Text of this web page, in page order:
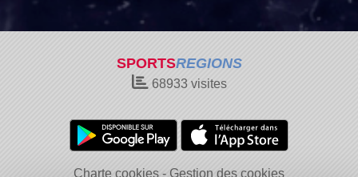
SPORTSREGIONS
68933visites
Charte cookies Gestion des cookies